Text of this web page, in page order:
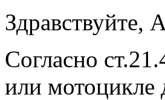
Здравствуйте,
Согласно
или мотоцикле